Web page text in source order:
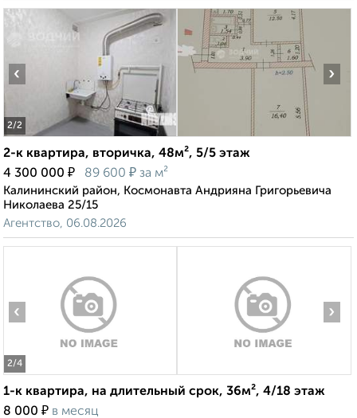
2/2
‹ ›
2-к квартира, вторичка, 48м², 5/5 этаж
4 300 000 ₽ 89 600 ₽ за м²
Калининский район, Космонавта Андрияна Григорьевича
Николаева 25/15
Агентство, 06.08.2026
2/4
‹ ›
1-к квартира, на длительный срок, 36м², 4/18 этаж
8 000 ₽ в месяц